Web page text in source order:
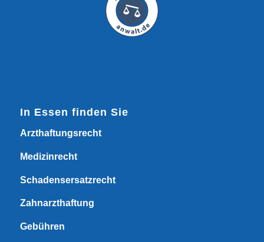
In Essen finden Sie
Arzthaftungsrecht
Medizinrecht
Schadensersatzrecht
Zahnarzthaftung
Gebühren